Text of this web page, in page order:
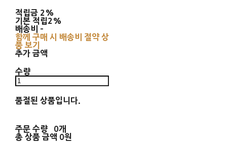
적립금 2%
기본 적립2%
배송비 -
함께 구매 시 배송비 절약 상
품 보기
추가 금액
수량
품절된 상품입니다.
주문 수량
0개
총 상품 금액 0원